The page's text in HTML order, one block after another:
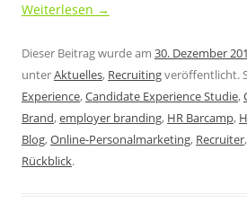
Weiterlesen →
Dieser Beitrag wurde am 30. Dezember
unterAktuelles, Recruitingveröffentlicht.
Experience,Candidate Experience Studie,
Brand,employer branding, HR Barcamp,
Blog,Online-Personalmarketing, Recruiter,
Rückblick.